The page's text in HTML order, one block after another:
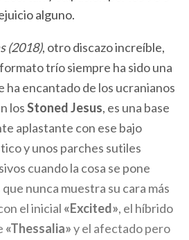
alguno.
(2018), otro discazo increíble,
trío siempre ha sido una
ha encantado de los ucranianos
losStoned Jesus, es una base
aplastante con ese bajo
y unos parches sutiles
cuando la cosa se pone
nunca muestra su cara más
el inicial «Excited», el híbrido
«Thessalia»y el afectado pero